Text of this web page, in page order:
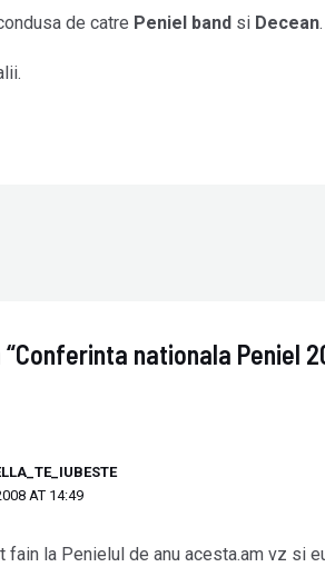
de catre Peniel band si Decean.
“Conferinta nationala Peniel
AT 14:49
fain la Penielul de anu acesta.am vz si